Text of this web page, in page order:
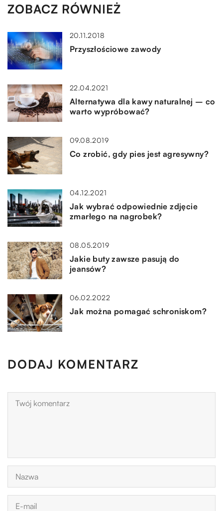
ZOBACZ RÓWNIEŻ
20.11.2018
Przyszłościowe zawody
22.04.2021
Alternatywa dla kawy naturalnej – co
warto wypróbować?
09.08.2019
Co zrobić, gdy pies jest agresywny?
04.12.2021
Jak wybrać odpowiednie zdjęcie
zmarłego na nagrobek?
08.05.2019
Jakie buty zawsze pasują do
jeansów?
06.02.2022
Jak można pomagać schroniskom?
DODAJ KOMENTARZ